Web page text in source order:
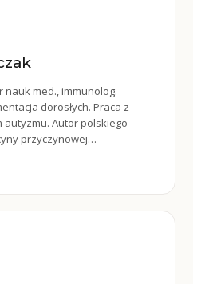
nauk med., immunolog.
dorosłych. Praca z
autyzmu. Autor polskiego
przyczynowej